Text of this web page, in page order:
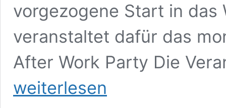
vorgezogene Start in das
veranstaltet dafür das
After Work Party Die
weiterlesen